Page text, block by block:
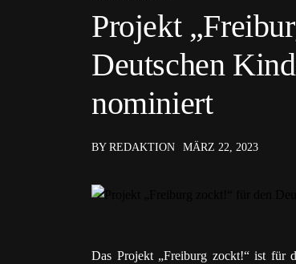
Projekt
Deutschen
nominiert
BY REDAKTION MÄRZ 22, 2023
Das Projekt „Freiburg zockt!“ ist für